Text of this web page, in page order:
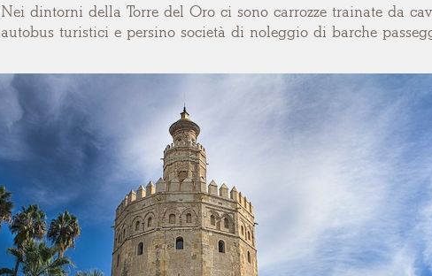
Nei dintorni della Torre del Oro ci sono carrozze trainate da
autobus turistici e persino società di noleggio di barche